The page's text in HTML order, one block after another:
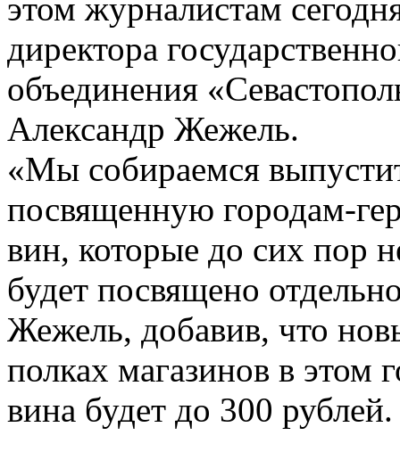
этом журналистам
директора
объединения
Александр Жежель.
«Мы собираемся
посвященную городам-
вин, которые до сих пор
будет посвящено
Жежель, добавив, что
полках магазинов в этом
вина будет до 300 рублей.